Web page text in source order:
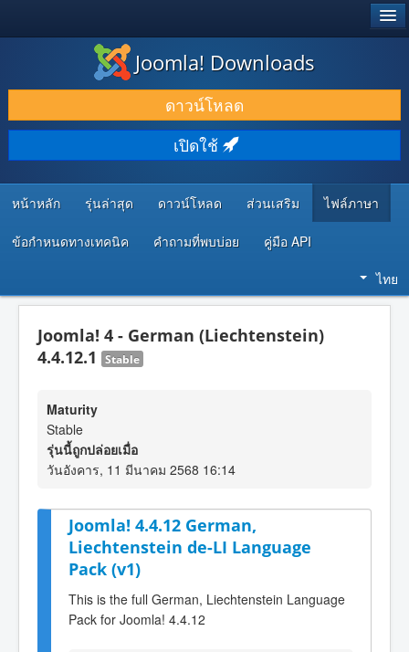
ดาวน์โหลด & ส่วนเสริม
ค้นคว้า & เรียนรู้
ชุมชน & สนับสนุน
ทรัพยากรสำหรับนักพัฒนา
Joomla! Downloads
ดาวน์โหลด
เปิดใช้
หน้าหลัก รุ่นล่าสุด ดาวน์โหลด ส่วนเสริม ไฟล์ภาษา
ข้อกำหนดทางเทคนิค คำถามที่พบบ่อย คู่มือ API
ไทย
Joomla! 4 - German (Liechtenstein)
4.4.12.1
Stable
Maturity
Stable
รุ่นนี้ถูกปล่อยเมื่อ
วันอังคาร, 11 มีนาคม 2568 16:14
Joomla! 4.4.12 German,
Liechtenstein de-LI Language
Pack (v1)
This is the full German, Liechtenstein Language
Pack for Joomla! 4.4.12